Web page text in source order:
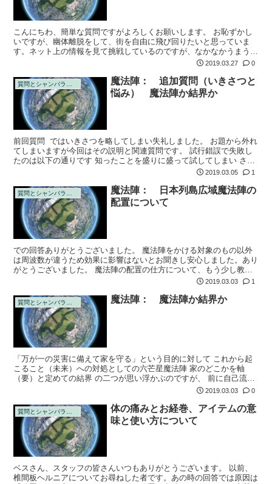
こんにちわ、簡単な質問ですがよろしくお願いします。 お恥ずかし
いですが、幽体離脱をして、街を自由に飛び回りたいと思っていま
す。ネット上の情報を見て挑戦しているのですが、なかなかうまう行
きません ←これとかです。 簡単にできる方法はありませんか？自
2019.03.27 0
質問とシャンバラの回答
魔法陣： 追加質問（いきさつと
悩み） 魔法陣か結界か
前回質問 ではいきさつを略してしまい失礼しました。 お題から外れ
てしまいますが今回はその説明と関連質問です。 試行錯誤で失敗し
たのは以下の通りです 知ったことを盛りに盛って試してしまい さら
にズバリ効くアイテムは何かと質問をしてしまい 「一つに絞って」
2019.03.05 1
質問とシャンバラの回答
魔法陣： 日本列島広域魔法陣の
配置について
での回答ありがとうございました。 魔法陣をかける対象のもの以外
は周波数が違うため効果に影響はないとお聞きし安心しました。あり
がとうございました。 魔法陣の配置の仕方について、もう少し教え
てください。 日本列島の次元のゆがみを修正する魔法陣には、富士
2019.03.03 1
質問とシャンバラの回答 魔法陣： 魔法陣か結界か
「万が一の災害に備えて家を守る」という目的に対して これから起
こること（未来）への対処としての六芒星魔法陣 家のどこかを軸
（要）と定めての結界 の二つが思い浮かぶのですが、 前に自己流で
試行錯誤して失敗してからはリアルで魔法陣使うのが怖くなってしま
2019.03.03 0
体の痛みとお経巻、アイテムの意
味と使い方について
ベスさん、スタッフの皆さんいつもありがとうございます。 以前、
椎間板ヘルニアについてお尋ねした者です。あの時の回答では原因は